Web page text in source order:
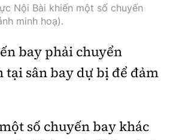
Nội Bài khiến một số chuyến
minh hoạ).
bay phải chuyển
tại sân bay dự bị để đảm
số chuyến bay khác